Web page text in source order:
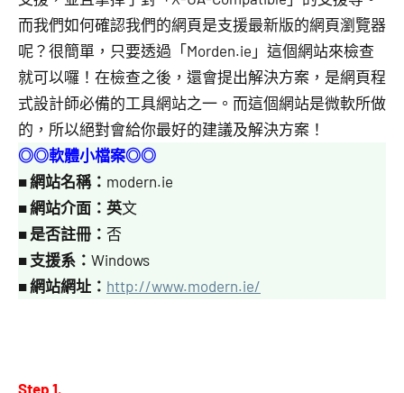
而我們如何確認我們的網頁是支援最新版的網頁瀏覽器
呢？很簡單，只要透過「Morden.ie」這個網站來檢查
就可以囉！在檢查之後，還會提出解決方案，是網頁程
式設計師必備的工具網站之一。而這個網站是微軟所做
的，所以絕對會給你最好的建議及解決方案！
◎◎軟體小檔案◎◎
■網站名稱： modern.ie
■網站介面：英文
■ 是否註冊： 否
■ 支援系： Windows
■網站網址： http://www.modern.ie/
Step 1.